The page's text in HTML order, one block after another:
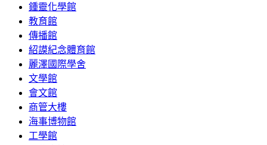
鍾靈化學館
教育館
傳播館
紹謨紀念體育館
麗澤國際學舍
文學館
會文館
商管大樓
海事博物館
工學館